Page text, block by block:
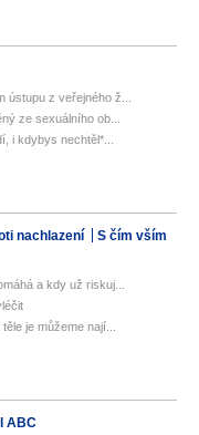
ústupu z veřejného ž...
ze sexuálního ob...
i kdybys nechtěl*...
nachlazení
S čím vším
a kdy už riskuj...
je můžeme nají...
ABC